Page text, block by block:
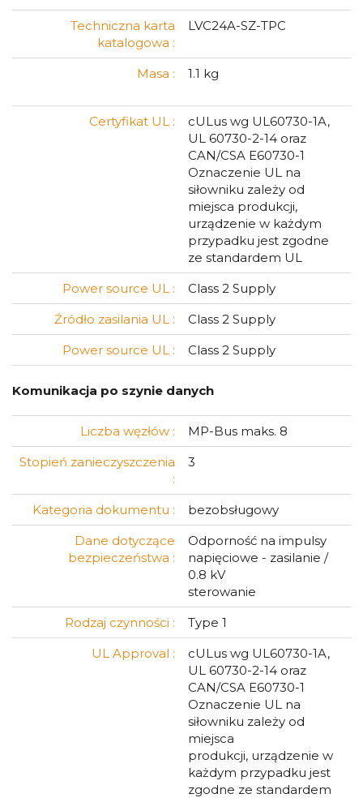
Techniczna karta
katalogowa :
LVC24A-SZ-TPC
Masa : 1.1 kg
Certyfikat UL :
cULus wg UL60730-1A,
UL 60730-2-14 oraz
CAN/CSA E60730-1
Oznaczenie UL na
siłowniku zależy od
miejsca produkcji,
urządzenie w każdym
przypadku jest zgodne
ze standardem UL
Power source UL :
Class 2 Supply
Źródło zasilania UL :
Class 2 Supply
Power source UL :
Class 2 Supply
Komunikacja po szynie danych
Liczba węzłów :
MP-Bus maks. 8
Stopień zanieczyszczenia
:
3
Kategoria dokumentu :
bezobsługowy
Dane dotyczące
bezpieczeństwa :
Odporność na impulsy
napięciowe - zasilanie /
0.8 kV
sterowanie
Rodzaj czynności :
Type 1
UL Approval :
cULus wg UL60730-1A,
UL 60730-2-14 oraz
CAN/CSA E60730-1
Oznaczenie UL na
siłowniku zależy od
miejsca
produkcji, urządzenie w
każdym przypadku jest
zgodne ze standardem